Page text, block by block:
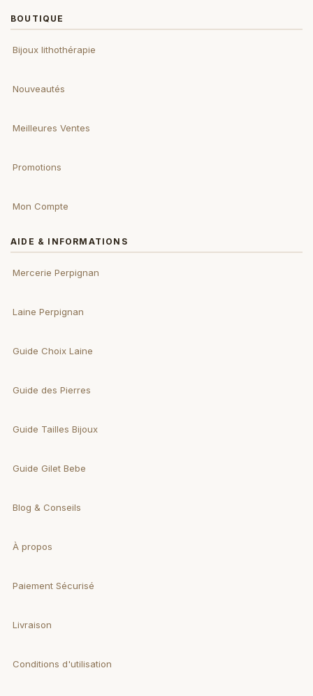
BOUTIQUE
Bijoux lithothérapie
Nouveautés
Meilleures Ventes
Promotions
Mon Compte
AIDE & INFORMATIONS
Mercerie Perpignan
Laine Perpignan
Guide Choix Laine
Guide des Pierres
Guide Tailles Bijoux
Guide Gilet Bebe
Blog & Conseils
À propos
Paiement Sécurisé
Livraison
Conditions d'utilisation